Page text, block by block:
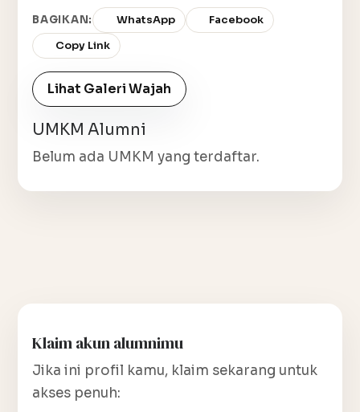
BAGIKAN: WhatsApp
Facebook
Copy Link
Lihat Galeri Wajah
UMKM Alumni
Belum ada UMKM yang terdaftar.
Klaim akun alumnimu
Jika ini profil kamu, klaim sekarang untuk
akses penuh: